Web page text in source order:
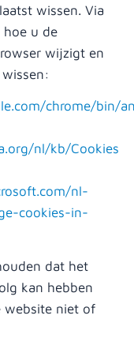
wissen. Via
u de
wijzigt en
chrome/bin/
nl/kb/Cookies
nl-
cookies-in-
dat het
kan hebben
website niet of